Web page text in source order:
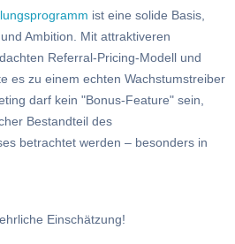
ist eine solide Basis,
Ambition. Mit attraktiveren
Referral-Pricing-Modell und
es zu einem echten Wachstumstreiber
darf kein "Bonus-Feature" sein,
Bestandteil des
betrachtet werden – besonders in
Einschätzung!